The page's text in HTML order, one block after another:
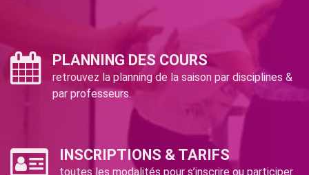
PLANNING DES COURS
retrouvez la planning de la saison par disciplines &
par professeurs.
INSCRIPTIONS & TARIFS
toutes les modalités pour s’inscrire ou participer